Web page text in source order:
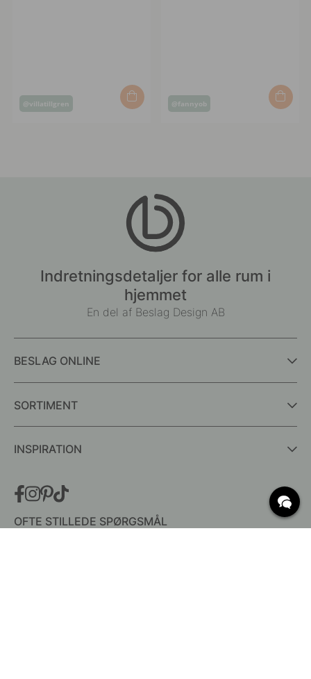
Opslag
@villatillgren
Opslag
@fannyob
Indretningsdetaljer for alle rum i
hjemmet
En del af Beslag Design AB
BESLAG ONLINE
SORTIMENT
INSPIRATION
OFTE STILLEDE SPØRGSMÅL